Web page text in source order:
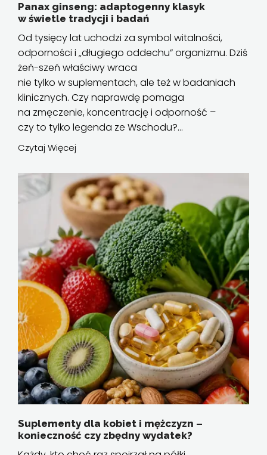
Panax ginseng: adaptogenny klasyk
w świetle tradycji i badań
Od tysięcy lat uchodzi za symbol witalności,
odporności i „długiego oddechu” organizmu. Dziś
żeń-szeń właściwy wraca
nie tylko w suplementach, ale też w badaniach
klinicznych. Czy naprawdę pomaga
na zmęczenie, koncentrację i odporność –
czy to tylko legenda ze Wschodu?...
Czytaj Więcej
Suplementy dla kobiet i mężczyzn –
konieczność czy zbędny wydatek?